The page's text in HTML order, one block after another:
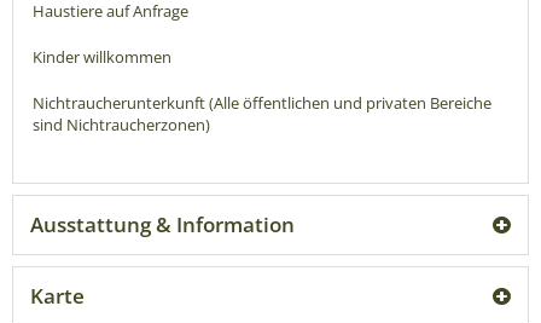
Haustiere auf Anfrage
Kinder willkommen
Nichtraucherunterkunft (Alle öffentlichen und privaten Bereiche
sind Nichtraucherzonen)
Ausstattung & Information
Karte